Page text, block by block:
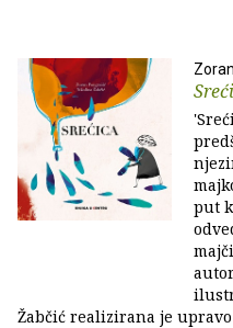
put
Žabčić realizirana je upravo